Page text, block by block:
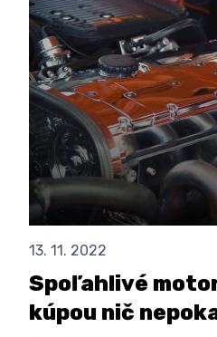
13. 11. 2022
Spoľahlivé
kúpou nič